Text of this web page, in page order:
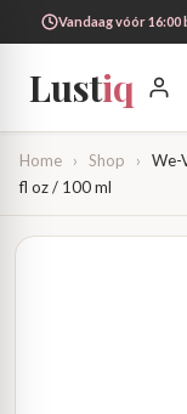
Vandaag vóór
Lustiq
Home › Shop ›
We-
fl oz / 100 ml